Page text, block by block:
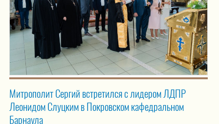
Митрополит Сергий встретился с лидером ЛДПР
Леонидом Слуцким в Покровском кафедральном
Барнаула